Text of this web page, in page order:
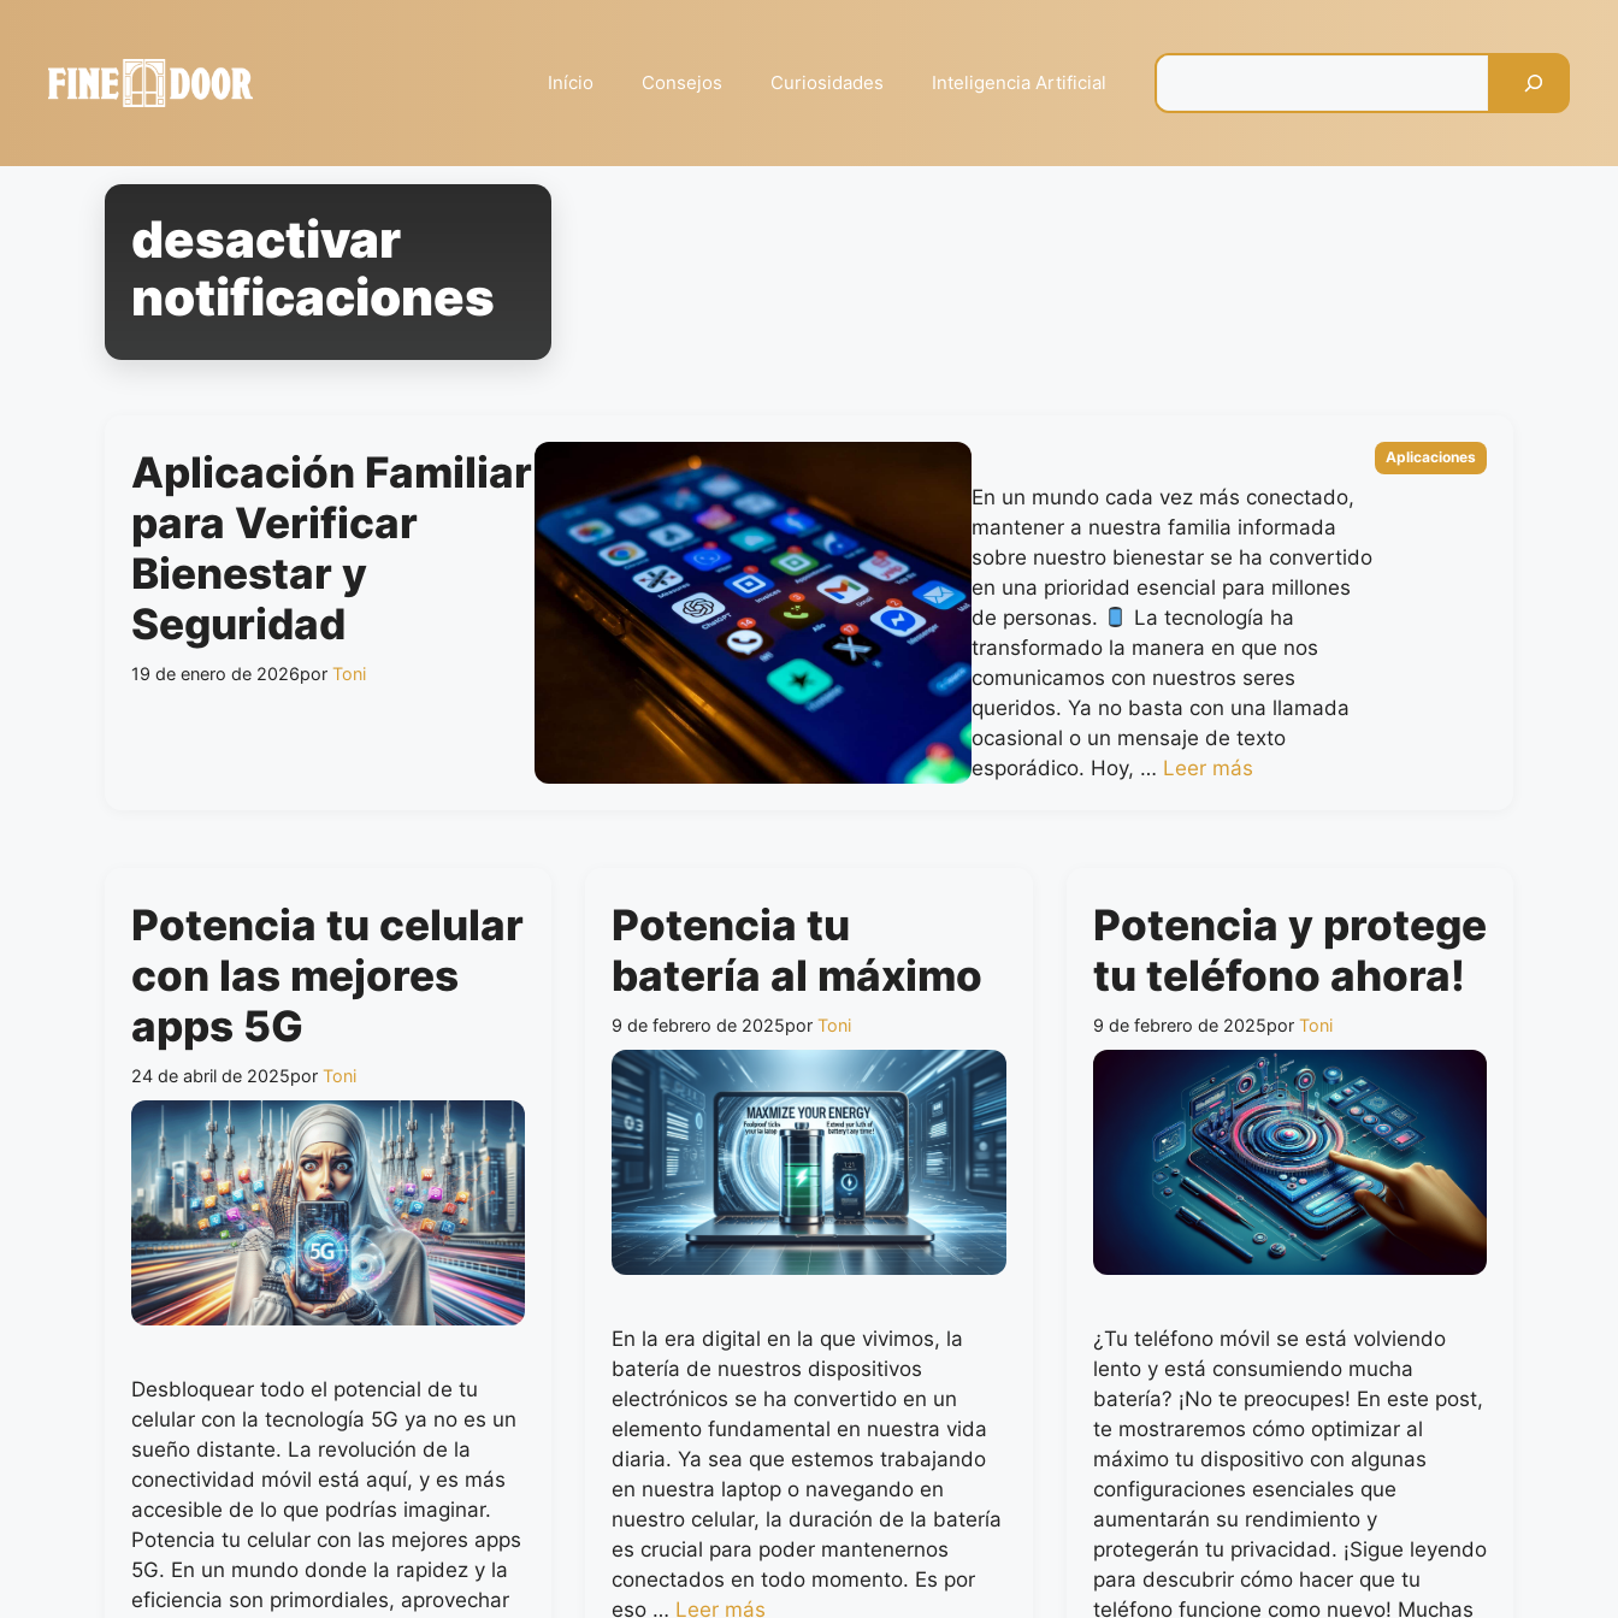
contenido
Início Consejos Curiosidades Inteligencia Artificial
desactivar
notificaciones
Aplicación Familiar
para Verificar
Bienestar y
Seguridad
19 de enero de 2026por Toni
En un mundo cada vez más conectado,
mantener a nuestra familia informada
sobre nuestro bienestar se ha convertido
en una prioridad esencial para millones
de personas.
La tecnología ha
transformado la manera en que nos
comunicamos con nuestros seres
queridos. Ya no basta con una llamada
ocasional o un mensaje de texto
esporádico. Hoy, … Leer más
Categorías
Aplicaciones
Potencia tu celular
con las mejores
apps 5G
24 de abril de 2025por Toni
Desbloquear todo el potencial de tu
celular con la tecnología 5G ya no es un
sueño distante. La revolución de la
conectividad móvil está aquí, y es más
accesible de lo que podrías imaginar.
Potencia tu celular con las mejores apps
5G. En un mundo donde la rapidez y la
eficiencia son primordiales, aprovechar
Potencia tu
batería al máximo
9 de febrero de 2025porToni
En la era digital en la que vivimos, la
batería de nuestros dispositivos
electrónicos se ha convertido en un
elemento fundamental en nuestra vida
diaria. Ya sea que estemos trabajando
en nuestra laptop o navegando en
nuestro celular, la duración de la batería
es crucial para poder mantenernos
conectados en todo momento. Es por
eso … Leer más
Potencia y protege
tu teléfono ahora!
9 de febrero de 2025por Toni
¿Tu teléfono móvil se está volviendo
lento y está consumiendo mucha
batería? ¡No te preocupes! En este post,
te mostraremos cómo optimizar al
máximo tu dispositivo con algunas
configuraciones esenciales que
aumentarán su rendimiento y
protegerán tu privacidad. ¡Sigue leyendo
para descubrir cómo hacer que tu
teléfono funcione como nuevo! Muchas